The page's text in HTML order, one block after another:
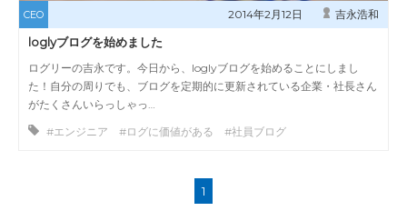
CEO 2014年2月12日 吉永浩和
loglyブログを始めました
ログリーの吉永です。今日から、loglyブログを始めることにしまし
た！自分の周りでも、ブログを定期的に更新されている企業・社長さん
がたくさんいらっしゃっ…
#エンジニア #ログに価値がある #社員ブログ
1